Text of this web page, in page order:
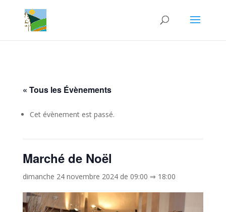
« Tous les Évènements
Cet évènement est passé.
Marché de Noël
dimanche 24 novembre 2024 de 09:00 ⇒ 18:00